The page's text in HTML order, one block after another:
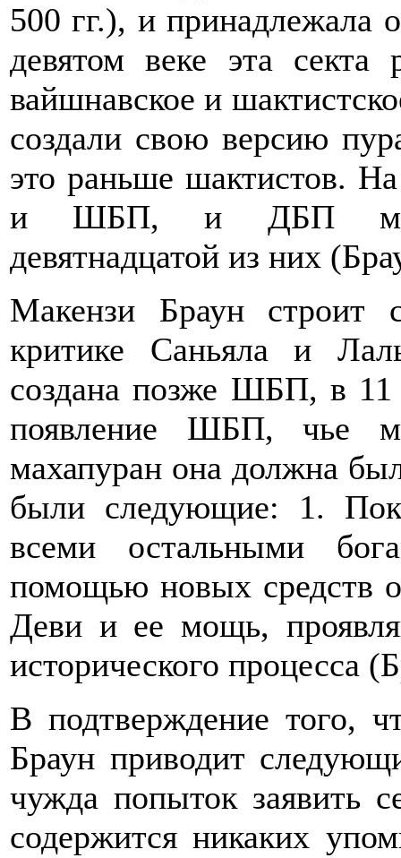
500 гг.), и принадлежала
девятом веке эта секта
вайшнавское и
создали свою версию
это раньше шактистов.
и ШБП, и ДБП
девятнадцатой из них
Макензи Браун строит
критике Саньяла и
создана позже ШБП, в 11
появление ШБП, чье
махапуран она должна
были следующие: 1.
всеми остальными
помощью новых средств
Деви и ее мощь,
исторического процесса
В подтверждение
Браун приводит
чужда попыток заявить
содержится никаких